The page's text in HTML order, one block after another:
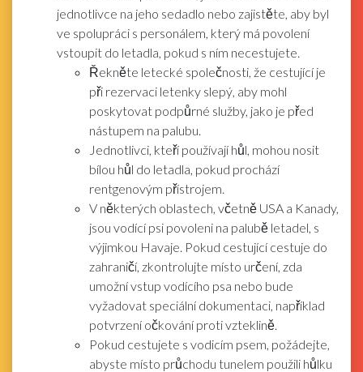
jednotlivce na jeho sedadlo nebo zajistěte, aby byl
ve spolupráci s personálem, který má povolení
vstoupit do letadla, pokud s ním necestujete.
Řekněte letecké společnosti, že cestující je
při rezervaci letenky slepý, aby mohl
poskytovat podpůrné služby, jako je před
nástupem na palubu.
Jednotlivci, kteří používají hůl, mohou nosit
bílou hůl do letadla, pokud prochází
rentgenovým přístrojem.
V některých oblastech, včetně USA a Kanady,
jsou vodící psi povoleni na palubě letadel, s
výjimkou Havaje. Pokud cestující cestuje do
zahraničí, zkontrolujte místo určení, zda
umožní vstup vodícího psa nebo bude
vyžadovat speciální dokumentaci, například
potvrzení očkování proti vzteklině.
Pokud cestujete s vodicím psem, požádejte,
abyste místo průchodu tunelem použili hůlku